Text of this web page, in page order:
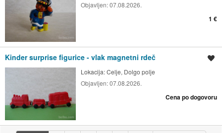
Objavljen:07.08.2026.
1 €
Kinder surprise figurice - vlak magnetni rdeč
Lokacija:Celje, Dolgo polje
Objavljen:07.08.2026.
Cena po dogovoru